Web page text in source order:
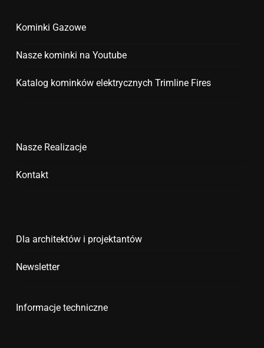
Kominki Gazowe
Nasze kominki na Youtube
Katalog kominków elektrycznych Trimline Fires
Nasze Realizacje
Kontakt
Dla architektów i projektantów
Newsletter
Informacje techniczne